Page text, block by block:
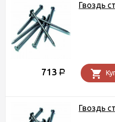
Гвоздь
713 Р
Гвоздь